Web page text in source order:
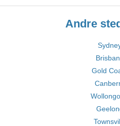
Andre
Gold